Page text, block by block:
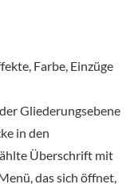
Farbe, Einzüge
Gliederungsebene
in den
Überschrift mit
das sich öffnet,